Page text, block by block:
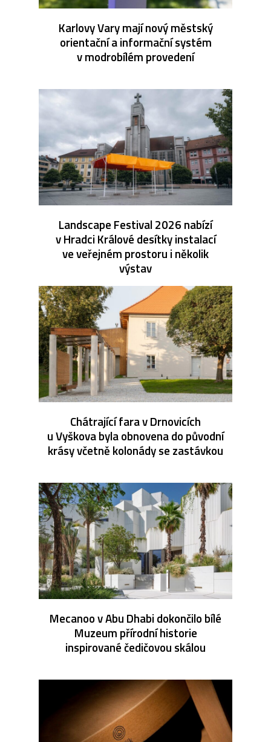
Karlovy Vary mají nový městský
orientační a informační systém
v modrobílém provedení
Landscape Festival 2026 nabízí
v Hradci Králové desítky instalací
ve veřejném prostoru i několik
výstav
Chátrající fara v Drnovicích
u Vyškova byla obnovena do původní
krásy včetně kolonády se zastávkou
Mecanoo v Abu Dhabi dokončilo bílé
Muzeum přírodní historie
inspirované čedičovou skálou